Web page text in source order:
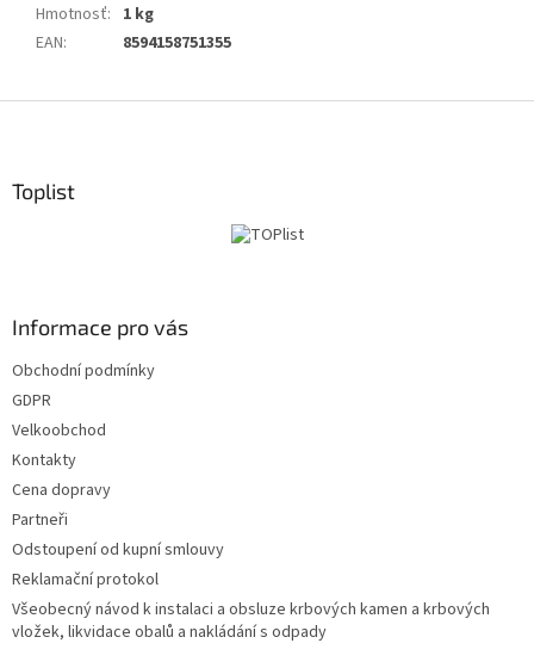
Hmotnosť: 1 kg
EAN: 8594158751355
Toplist
Informace pro vás
Obchodní podmínky
GDPR
Velkoobchod
Kontakty
Cena dopravy
Partneři
Odstoupení od kupní smlouvy
Reklamační protokol
Všeobecný návod k instalaci a obsluze krbových kamen a krbových
vložek, likvidace obalů a nakládání s odpady